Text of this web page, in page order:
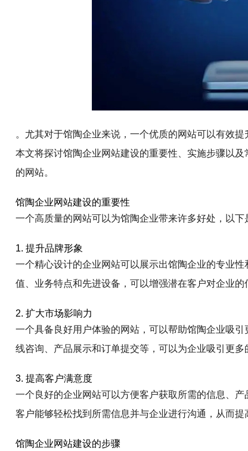
。尤其对于馆陶企业来说，一个优质的网站可以有效
本文将探讨馆陶企业网站建设的重要性、实施步骤以
的网站。
馆陶企业网站建设的重要性
一个高质量的网站可以为馆陶企业带来许多好处，以下
1. 提升品牌形象
一个精心设计的企业网站可以展示出馆陶企业的专业
值、业务特点和先进设备，可以增强潜在客户对企业的
2. 扩大市场影响力
一个具备良好用户体验的网站，可以帮助馆陶企业吸
线咨询、产品展示和订单提交等，可以为企业吸引更多
3. 提高客户满意度
一个良好的企业网站可以方便客户获取所需的信息、
客户能够轻松找到所需信息并与企业进行沟通，从而提
馆陶企业网站建设的步骤